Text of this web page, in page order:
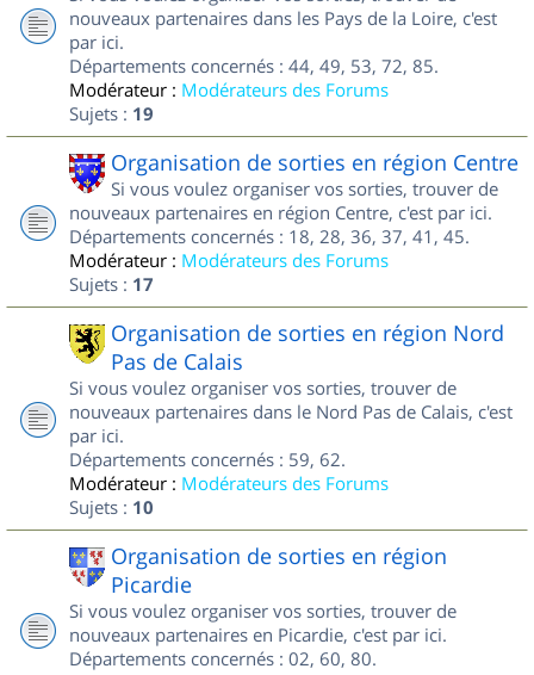
nouveaux partenaires dans les Pays de la Loire, c'est
par ici.
Départements concernés : 44, 49, 53, 72, 85.
Modérateur : Modérateurs des Forums
Sujets : 19
Organisation de sorties en région Centre
Si vous voulez organiser vos sorties, trouver de
nouveaux partenaires en région Centre, c'est par ici.
Départements concernés : 18, 28, 36, 37, 41, 45.
Modérateur : Modérateurs des Forums
Sujets : 17
Organisation de sorties en région Nord
Pas de Calais
Si vous voulez organiser vos sorties, trouver de
nouveaux partenaires dans le Nord Pas de Calais, c'est
par ici.
Départements concernés : 59, 62.
Modérateur : Modérateurs des Forums
Sujets : 10
Organisation de sorties en région
Picardie
Si vous voulez organiser vos sorties, trouver de
nouveaux partenaires en Picardie, c'est par ici.
Départements concernés : 02, 60, 80.